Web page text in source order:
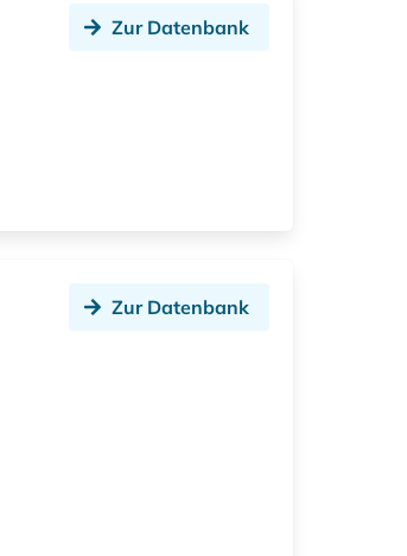
Zur Datenbank
Zur Datenbank